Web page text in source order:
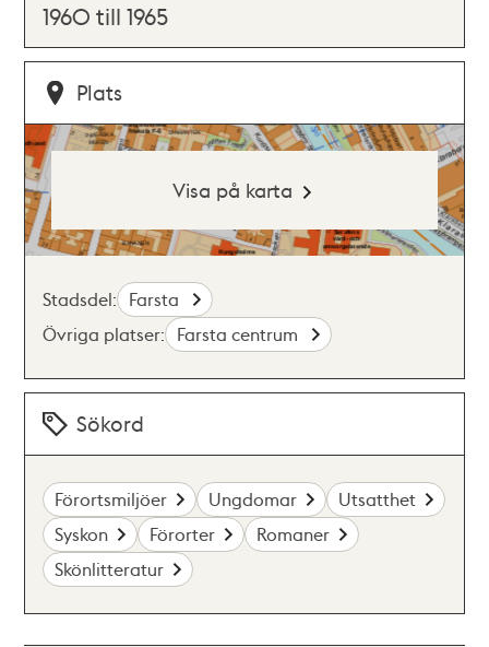
1960 till 1965
Plats
Visa på karta
Stadsdel: Farsta
Övriga platser: Farsta centrum
Sökord
Förortsmiljöer Ungdomar
Utsatthet
Syskon
Förorter
Romaner
Skönlitteratur